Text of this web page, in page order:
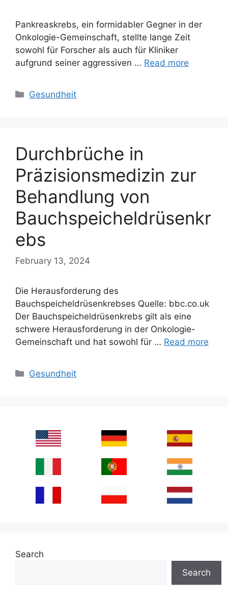
Pankreaskrebs, ein formidabler Gegner in der
Onkologie-Gemeinschaft, stellte lange Zeit
sowohl für Forscher als auch für Kliniker
aufgrund seiner aggressiven … Read more
Categories
Gesundheit
Durchbrüche in
Präzisionsmedizin zur
Behandlung von
Bauchspeicheldrüsenkr
ebs
February 13, 2024
Die Herausforderung des
Bauchspeicheldrüsenkrebses Quelle: bbc.co.uk
Der Bauchspeicheldrüsenkrebs gilt als eine
schwere Herausforderung in der Onkologie-
Gemeinschaft und hat sowohl für … Read more
Categories
Gesundheit
Search
Search